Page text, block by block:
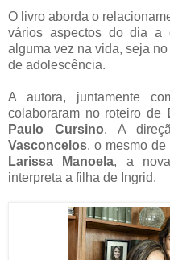
O livro aborda o
vários aspectos do dia a
alguma vez na vida, seja
de adolescência.
A autora, juntamente
colaboraram no roteiro de
Paulo Cursino. A
Vasconcelos, o mesmo
Larissa Manoela, a
interpreta a filha de Ingrid.